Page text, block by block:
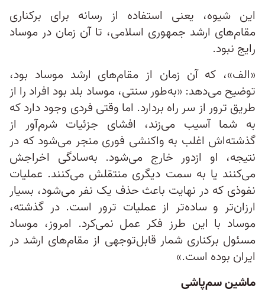
این شیوه، یعنی استفاده از رسانه‌ برای برکناری
مقام‌های ارشد جمهوری اسلامی، تا آن زمان در موساد
رایج نبود.
«الف»، که آن زمان از مقام‌های ارشد موساد بود،
توضیح می‌دهد: «به‌طور سنتی، موساد بلد بود افراد را از
طریق ترور از سر راه بردارد. اما وقتی فردی وجود دارد که
به شما آسیب می‌زند، افشای جزئیات شرم‌آور از
گذشته‌اش اغلب به واکنشی فوری منجر می‌شود که در
نتیجه، او ازدور خارج می‌شود. به‌سادگی اخراجش
می‌کنند یا به سمت دیگری منتقلش می‌کنند. عملیات
نفوذی که در نهایت باعث حذف یک نفر می‌شود، بسیار
ارزان‌تر و ساده‌تر از عملیات ترور است. در گذشته،
موساد با این طرز فکر عمل نمی‌کرد. امروز، موساد
مسئول برکناری شمار قابل‌توجهی از مقام‌های ارشد در
ایران بوده است.»
ماشین سم‌پاشی